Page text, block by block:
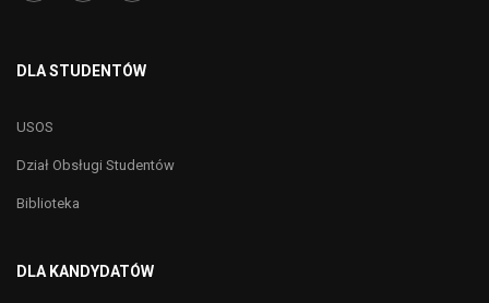
DLA STUDENTÓW
USOS
Dział Obsługi Studentów
Biblioteka
DLA KANDYDATÓW